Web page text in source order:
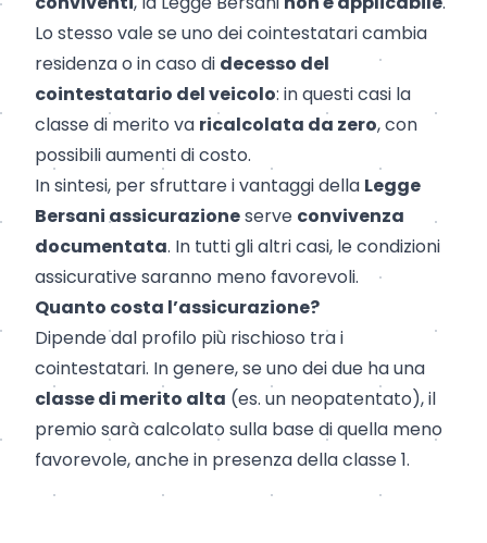
Lo stesso vale se uno dei cointestatari cambia
residenza o in caso di decesso del
cointestatario del veicolo: in questi casi la
classe di merito va ricalcolata da zero, con
possibili aumenti di costo.
In sintesi, per sfruttare i vantaggi della Legge
Bersani assicurazioneserve convivenza
documentata. In tutti gli altri casi, le condizioni
assicurative saranno meno favorevoli.
Quanto costa l’assicurazione?
Dipende dal profilo più rischioso tra i
cointestatari. In genere, se uno dei due ha una
classe di merito alta (es. un neopatentato), il
premio sarà calcolato sulla base di quella meno
favorevole, anche in presenza della classe 1.